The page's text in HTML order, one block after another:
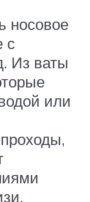
носовое
с
Из ваты
или